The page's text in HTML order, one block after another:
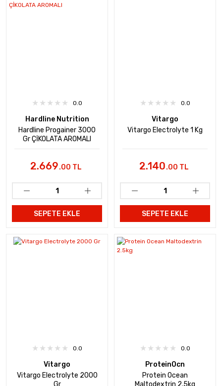
0.0
Hardline Nutrition
Hardline Progainer 3000
Gr ÇİKOLATA AROMALI
2.669.00 TL
SEPETE EKLE
0.0
Vitargo
Vitargo Electrolyte 1 Kg
2.140.00 TL
SEPETE EKLE
0.0
Vitargo
Vitargo Electrolyte 2000
Gr
0.0
ProteinOcn
Protein Ocean
Maltodextrin 2.5kg